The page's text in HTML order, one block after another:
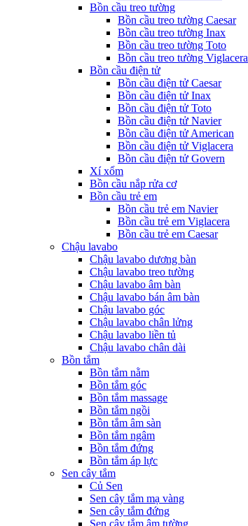
Bồn cầu treo tường
Bồn cầu treo tường Caesar
Bồn cầu treo tường Inax
Bồn cầu treo tường Toto
Bồn cầu treo tường Viglacera
Bồn cầu điện tử
Bồn cầu điện tử Caesar
Bồn cầu điện tử Inax
Bồn cầu điện tử Toto
Bồn cầu điện tử Navier
Bồn cầu điện tử American
Bồn cầu điện tử Viglacera
Bồn cầu điện tử Govern
Xí xổm
Bồn cầu nắp rửa cơ
Bồn cầu trẻ em
Bồn cầu trẻ em Navier
Bồn cầu trẻ em Viglacera
Bồn cầu trẻ em Caesar
Chậu lavabo
Chậu lavabo dương bàn
Chậu lavabo treo tường
Chậu lavabo âm bàn
Chậu lavabo bán âm bàn
Chậu lavabo góc
Chậu lavabo chân lửng
Chậu lavabo liền tủ
Chậu lavabo chân dài
Bồn tắm
Bồn tắm nằm
Bồn tắm góc
Bồn tắm massage
Bồn tắm ngồi
Bồn tắm âm sàn
Bồn tắm ngâm
Bồn tắm đứng
Bồn tắm áp lực
Sen cây tắm
Củ Sen
Sen cây tắm mạ vàng
Sen cây tắm đứng
Sen cây tắm âm tường